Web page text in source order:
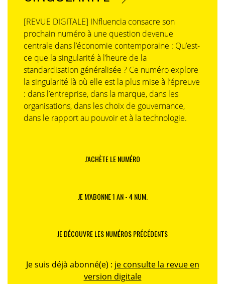
[REVUE DIGITALE] INfluencia consacre son
prochain numéro à une question devenue
centrale dans l’économie contemporaine : Qu’est-
ce que la singularité à l’heure de la
standardisation généralisée ? Ce numéro explore
la singularité là où elle est la plus mise à l’épreuve
: dans l’entreprise, dans la marque, dans les
organisations, dans les choix de gouvernance,
dans le rapport au pouvoir et à la technologie.
J'ACHÈTE LE NUMÉRO
JE M'ABONNE 1 AN - 4 NUM.
JE DÉCOUVRE LES NUMÉROS PRÉCÉDENTS
Je suis déjà abonné(e) : je consulte la revue en
version digitale